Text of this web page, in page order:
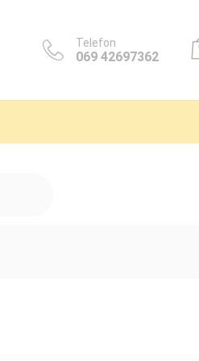
Telefon
069 42697362